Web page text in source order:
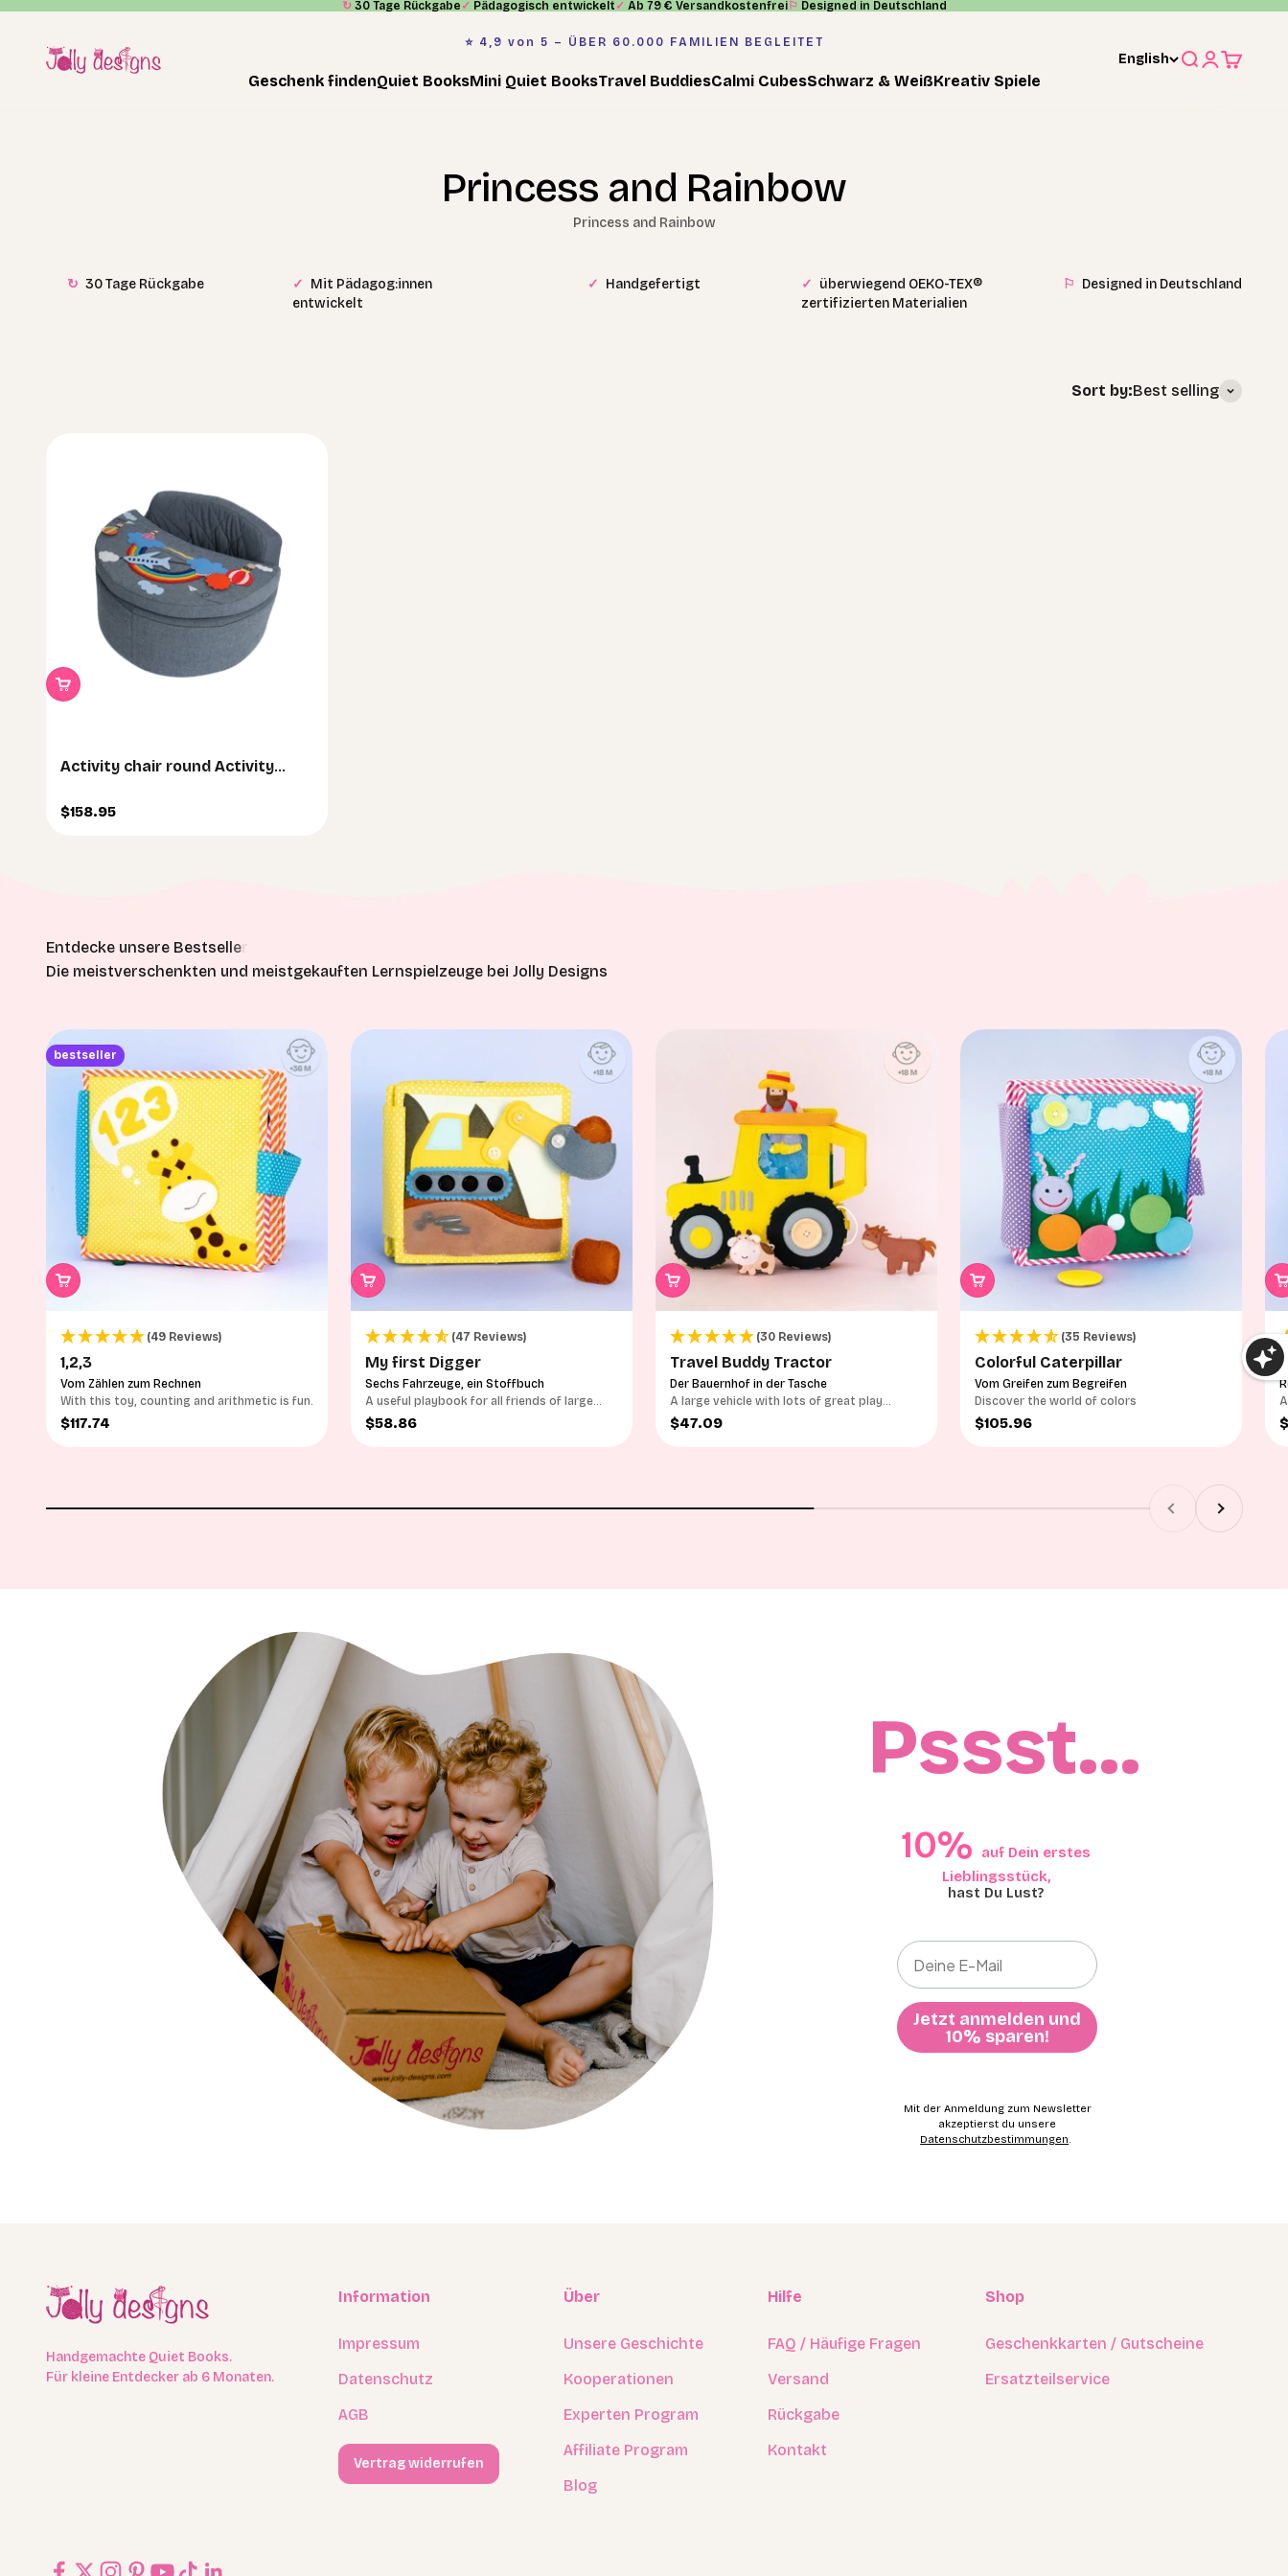
Skip to content ↻30 Tage Rückgabe ✓ Pädagogisch entwickelt ✓ Ab 79 € Versandkostenfrei⚐ Designed in Deutschland
⭐️ 4,9 von 5 – ÜBER 60.000 FAMILIEN BEGLEITET
Geschenk findenQuiet BooksMini Quiet BooksTravel BuddiesCalmi CubesSchwarz & WeißKreativ Spiele
Jolly Designs English Search
Login
Cart
Princess and Rainbow
Princess and Rainbow
↻ 30 Tage Rückgabe ✓ Mit Pädagog:innen
entwickelt
✓ Handgefertigt ✓ überwiegend OEKO-TEX®
zertifizierten Materialien
⚐ Designed in Deutschland
Sort by:Best selling
Activity chair round Activity
cushion
Sale price
$158.95
Die meistverschenkten und meistgekauften Lernspielzeuge bei Jolly Designs
bestseller
(49 Reviews)
1,2,3
Vom Zählen zum Rechnen
With this toy, counting and arithmetic is fun.
Sale price
$117.74
(47 Reviews)
My first Digger
Sechs Fahrzeuge, ein Stoffbuch
A useful playbook for all friends of large
vehicles
Sale price
$58.86
(30 Reviews)
Travel Buddy Tractor
Der Bauernhof in der Tasche
A large vehicle with lots of great play
options
Sale price
$47.09
(35 Reviews)
Colorful Caterpillar
Vom Greifen zum Begreifen
Discover the world of colors
Sale price
$105.96
PreviousNext
Pssst…
10%​​
auf Dein erstes
Lieblingsstück,​
hast Du Lust?
Jetzt anmelden und
10% sparen!
Mit der Anmeldung zum Newsletter
akzeptierst du unsere
Datenschutzbestimmungen.
Handgemachte Quiet Books.
Für kleine Entdecker ab 6 Monaten.
Information
Impressum
Datenschutz
AGB
Vertrag widerrufen
Über
Unsere Geschichte
Kooperationen
Experten Program
Affiliate Program
Blog
Hilfe
FAQ / Häufige Fragen
Versand
Rückgabe
Kontakt
Shop
Geschenkkarten / Gutscheine
Ersatzteilservice